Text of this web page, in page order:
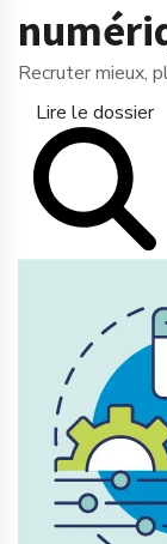
Recruter mieux,
Lire le dossier